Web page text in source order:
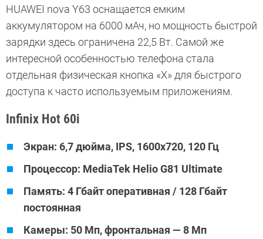
HUAWEI nova Y63 оснащается емким
аккумулятором на 6000 мАч, но мощность быстрой
зарядки здесь ограничена 22,5 Вт. Самой же
интересной особенностью телефона стала
отдельная физическая кнопка «X» для быстрого
доступа к часто используемым приложениям.
Infinix Hot 60i
Экран: 6,7 дюйма, IPS, 1600x720, 120 Гц
Процессор: MediaTek Helio G81 Ultimate
Память: 4 Гбайт оперативная / 128 Гбайт
постоянная
Камеры: 50 Мп, фронтальная — 8 Мп